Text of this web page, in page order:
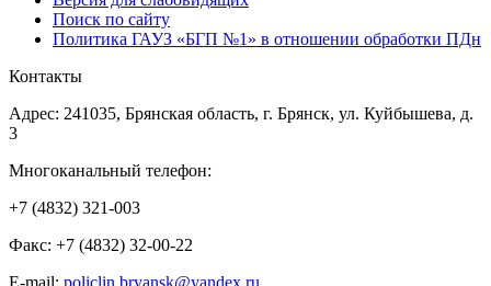
Поиск по сайту
Политика ГАУЗ «БГП №1» в отношении обработки ПДн
Контакты
Адрес: 241035, Брянская область, г. Брянск, ул. Куйбышева, д.
3
Многоканальный телефон:
+7 (4832) 321-003
Факс: +7 (4832) 32-00-22